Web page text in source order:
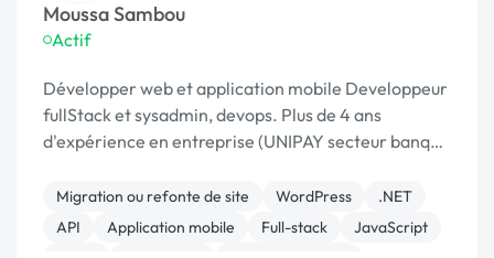
Moussa Sambou
Actif
Développer web et application mobile Developpeur
fullStack et sysadmin, devops. Plus de 4 ans
d'expérience en entreprise (UNIPAY secteur banque
stack: JavaScript /PHP /MySQL /.NET - Dévelop...
Migration ou refonte de site WordPress
.NET
API
Application mobile Full-stack
JavaScript